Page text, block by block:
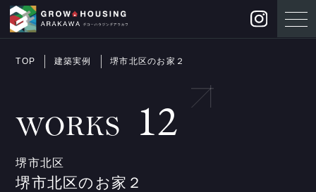
TOP 建築実例 堺市北区のお家２
WORKS 12
堺市北区
堺市北区のお家２